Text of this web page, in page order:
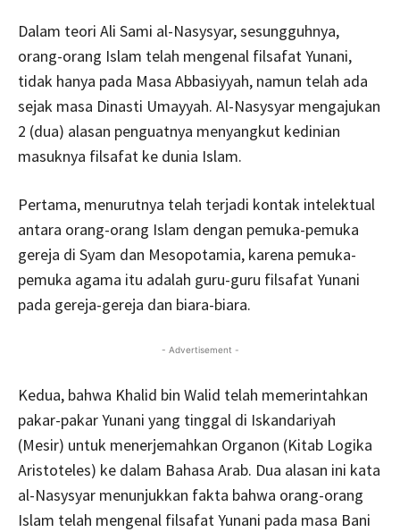
Dalam teori Ali Sami al-Nasysyar, sesungguhnya,
orang-orang Islam telah mengenal filsafat Yunani,
tidak hanya pada Masa Abbasiyyah, namun telah ada
sejak masa Dinasti Umayyah. Al-Nasysyar mengajukan
2 (dua) alasan penguatnya menyangkut kedinian
masuknya filsafat ke dunia Islam.
Pertama, menurutnya telah terjadi kontak intelektual
antara orang-orang Islam dengan pemuka-pemuka
gereja di Syam dan Mesopotamia, karena pemuka-
pemuka agama itu adalah guru-guru filsafat Yunani
pada gereja-gereja dan biara-biara.
- Advertisement -
Kedua, bahwa Khalid bin Walid telah memerintahkan
pakar-pakar Yunani yang tinggal di Iskandariyah
(Mesir) untuk menerjemahkan Organon (Kitab Logika
Aristoteles) ke dalam Bahasa Arab. Dua alasan ini kata
al-Nasysyar menunjukkan fakta bahwa orang-orang
Islam telah mengenal filsafat Yunani pada masa Bani